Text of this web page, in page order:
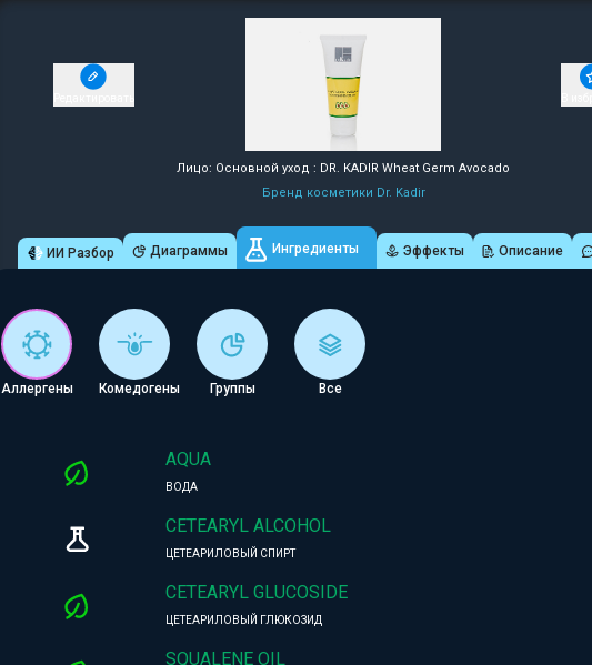
Лицо: Основной уход : DR. KADIR Wheat Germ Avocado
Бренд косметики Dr. Kadir
ИИ Разбор Диаграммы Ингредиенты Эффекты Описание
Аллергены Комедогены Группы Все
AQUA
ВОДА
CETEARYL ALCOHOL
ЦЕТЕАРИЛОВЫЙ СПИРТ
CETEARYL GLUCOSIDE
ЦЕТЕАРИЛОВЫЙ ГЛЮКОЗИД
SQUALENE OIL